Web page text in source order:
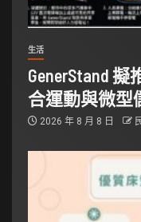
生活
GenerStand
合運動與微型
2026 年 8 月 8 日